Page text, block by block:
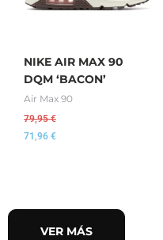
NIKE AIR MAX 90
DQM ‘BACON’
Air Max 90
79,95€
71,96 €
VER MÁS